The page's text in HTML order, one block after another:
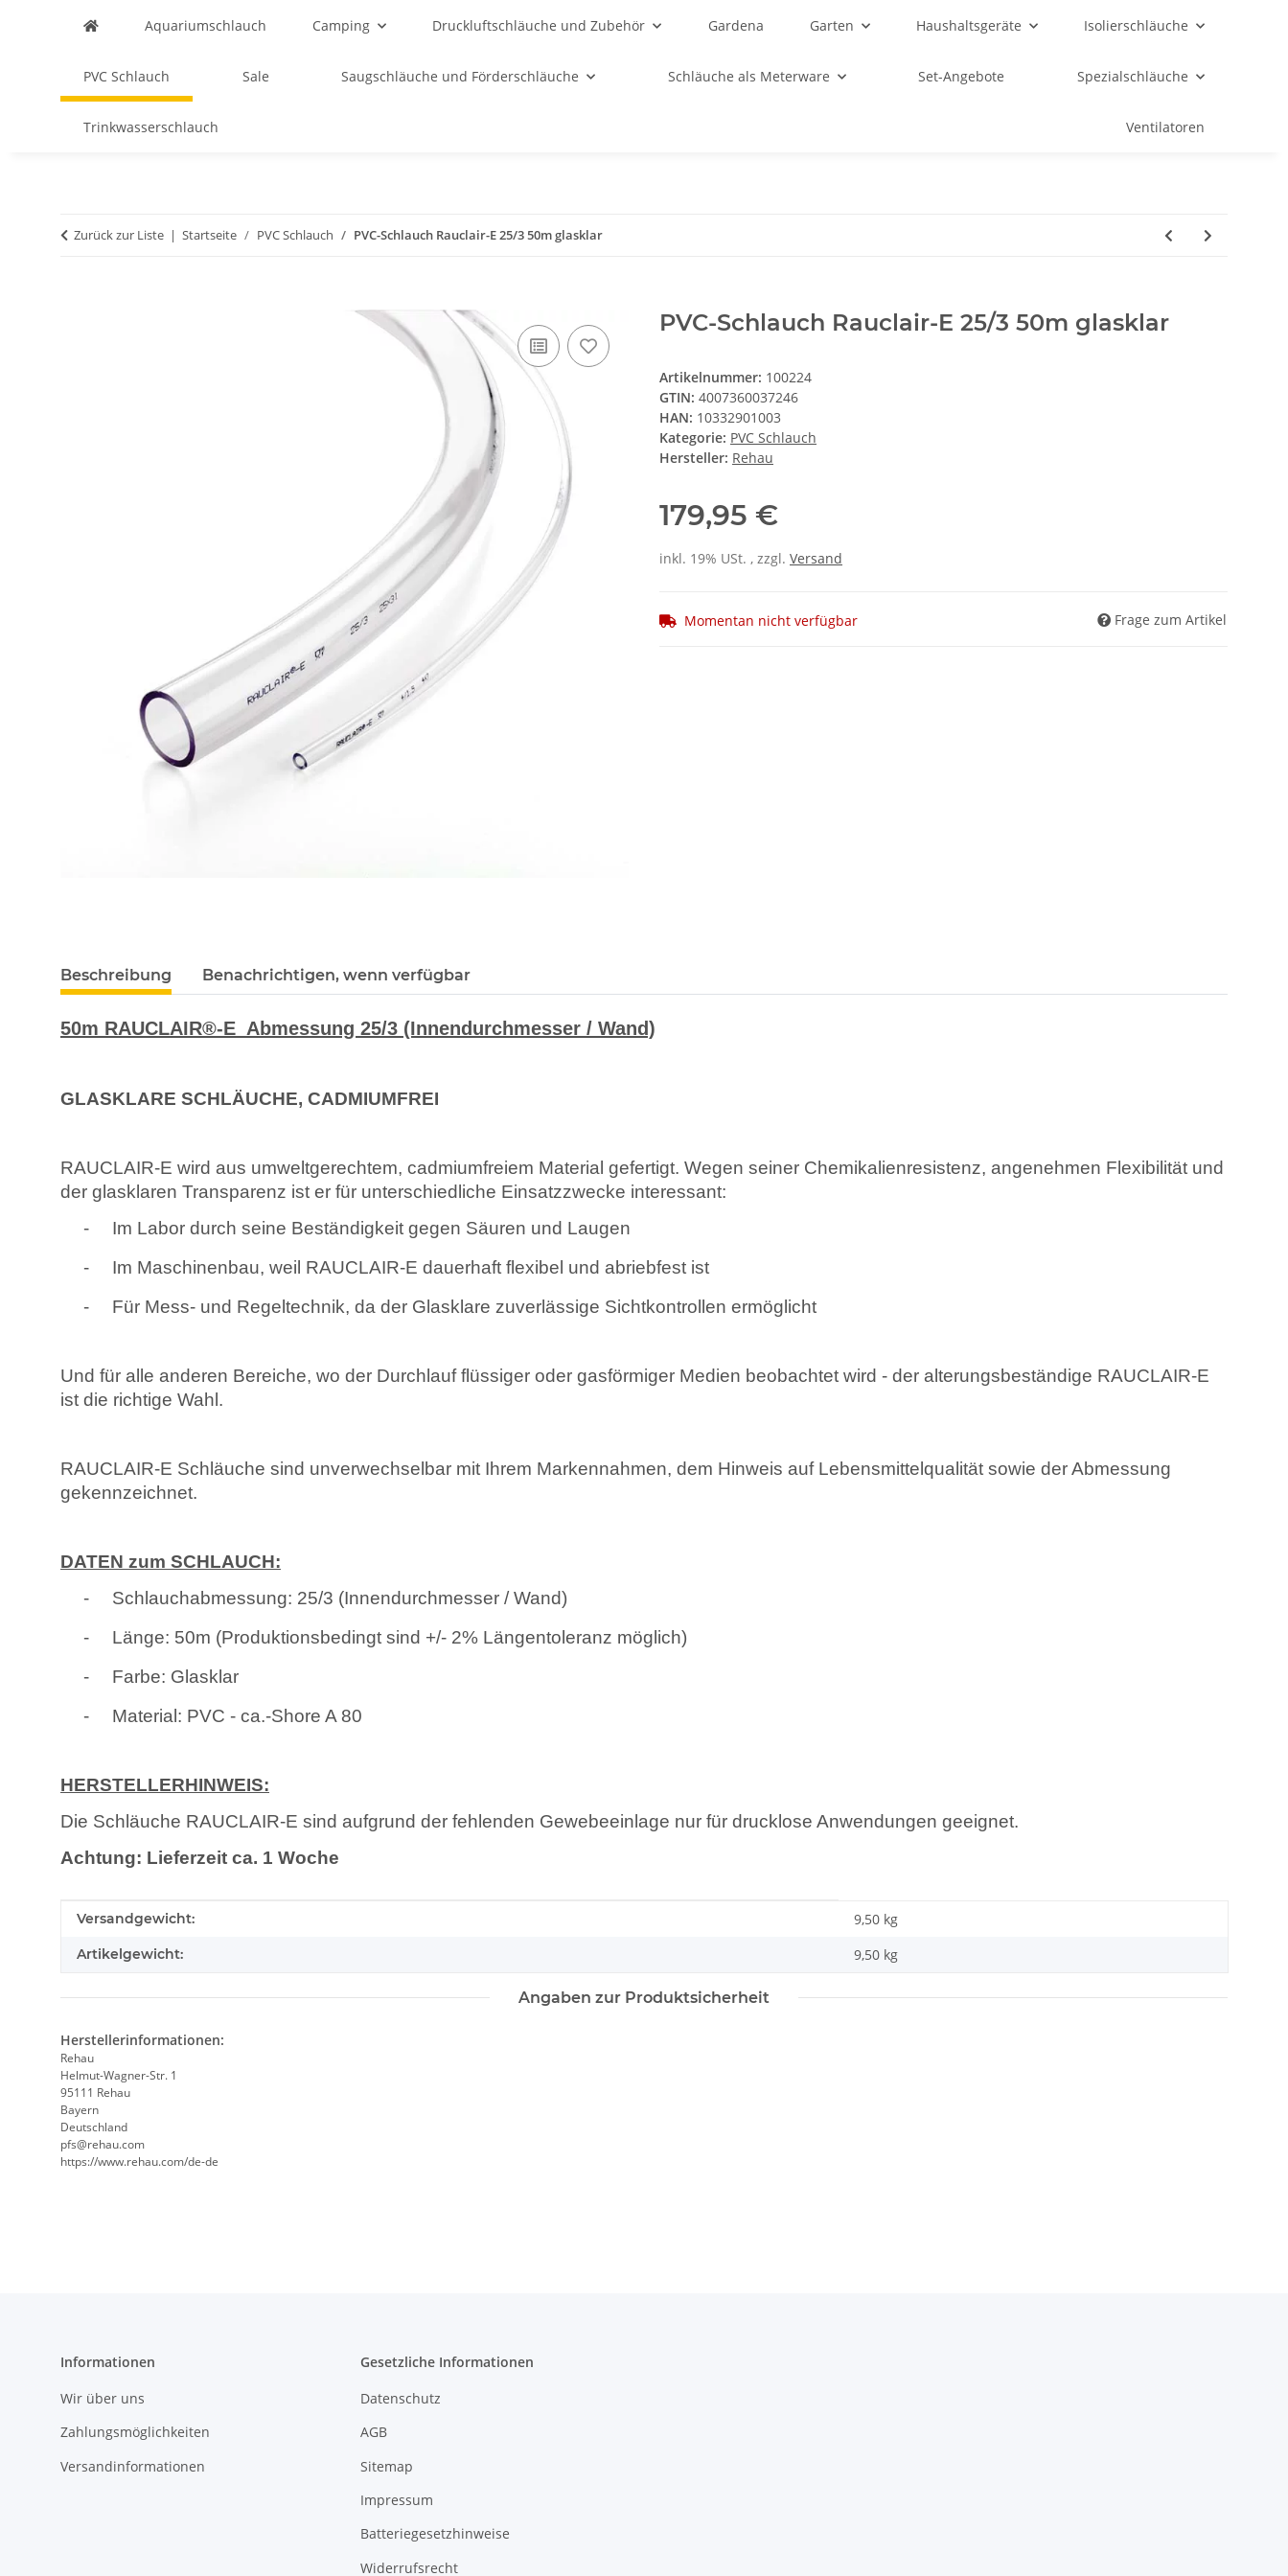
Aquariumschlauch Camping Druckluftschläuche und Zubehör Gardena Garten Haushaltsgeräte Isolierschläuche
PVC Schlauch Sale Saugschläuche und Förderschläuche Schläuche als Meterware Set-Angebote Spezialschläuche
Trinkwasserschlauch Ventilatoren
Zurück zur Liste Startseite PVC Schlauch PVC-Schlauch Rauclair-E 25/3 50m glasklar
PVC-Schlauch Rauclair-E 25/3 50m glasklar
Artikelnummer: 100224
GTIN: 4007360037246
HAN: 10332901003
Kategorie: PVC Schlauch
Hersteller: Rehau
179,95 €
inkl. 19% USt. , zzgl. Versand
Momentan nicht verfügbar Frage zum Artikel
Beschreibung Benachrichtigen, wenn verfügbar
50m RAUCLAIR®-E Abmessung 25/3 (Innendurchmesser / Wand)
GLASKLARE SCHLÄUCHE, CADMIUMFREI
RAUCLAIR-E wird aus umweltgerechtem, cadmiumfreiem Material gefertigt. Wegen seiner Chemikalienresistenz, angenehmen Flexibilität und
der glasklaren Transparenz ist er für unterschiedliche Einsatzzwecke interessant:
-
Im Labor durch seine Beständigkeit gegen Säuren und Laugen
-
Im Maschinenbau, weil RAUCLAIR-E dauerhaft flexibel und abriebfest ist
-
Für Mess- und Regeltechnik, da der Glasklare zuverlässige Sichtkontrollen ermöglicht
Und für alle anderen Bereiche, wo der Durchlauf flüssiger oder gasförmiger Medien beobachtet wird - der alterungsbeständige RAUCLAIR-E
ist die richtige Wahl.
RAUCLAIR-E Schläuche sind unverwechselbar mit Ihrem Markennahmen, dem Hinweis auf Lebensmittelqualität sowie der Abmessung
gekennzeichnet.
DATEN zum SCHLAUCH:
-
Schlauchabmessung: 25/3 (Innendurchmesser / Wand)
-
Länge: 50m (Produktionsbedingt sind +/- 2% Längentoleranz möglich)
-
Farbe: Glasklar
-
Material: PVC - ca.-Shore A 80
HERSTELLERHINWEIS:
Die Schläuche RAUCLAIR-E sind aufgrund der fehlenden Gewebeeinlage nur für drucklose Anwendungen geeignet.
Achtung: Lieferzeit ca. 1 Woche
Produkteigenschaft
Wert
Versandgewicht: 9,50 kg
Artikelgewicht: 9,50 kg
Angaben zur Produktsicherheit
Herstellerinformationen:
Rehau
Helmut-Wagner-Str. 1
95111 Rehau
Bayern
Deutschland
pfs@rehau.com
https://www.rehau.com/de-de
Informationen
Wir über uns
Zahlungsmöglichkeiten
Versandinformationen
Gesetzliche Informationen
Datenschutz
AGB
Sitemap
Impressum
Batteriegesetzhinweise
Widerrufsrecht